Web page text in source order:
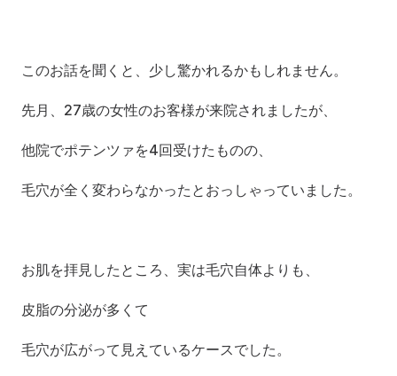
このお話を聞くと、少し驚かれるかもしれません。
先月、27歳の女性のお客様が来院されましたが、
他院でポテンツァを4回受けたものの、
毛穴が全く変わらなかったとおっしゃっていました。
お肌を拝見したところ、実は毛穴自体よりも、
皮脂の分泌が多くて
毛穴が広がって見えているケースでした。